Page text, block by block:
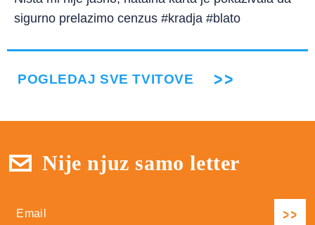
sigurno prelazimo cenzus #kradja #blato
POGLEDAJ SVE TVITOVE
Nije njuz samo letter